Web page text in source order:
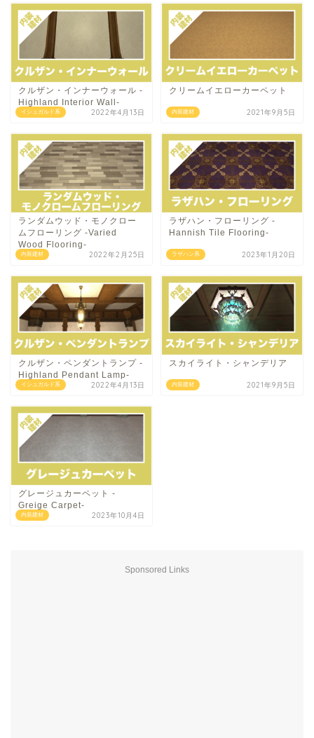
イシュガルド系
クルザン・インナーウォール -
Highland Interior Wall-
2022年4月13日 内装建材
クリームイエローカーペット
2021年9月5日
内装建材
ランダムウッド・モノクロー
ムフローリング -Varied
Wood Flooring-
2022年2月25日 ラザハン系
ラザハン・フローリング -
Hannish Tile Flooring-
2023年1月20日
イシュガルド系
クルザン・ペンダントランプ -
Highland Pendant Lamp-
2022年4月13日 内装建材
スカイライト・シャンデリア
2021年9月5日
内装建材
グレージュカーペット -
Greige Carpet-
2023年10月4日
Sponsored Links